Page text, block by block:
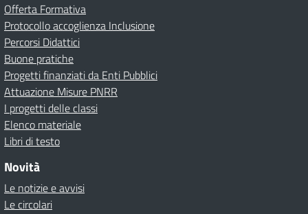
Offerta Formativa
Protocollo accoglienza Inclusione
Percorsi Didattici
Buone pratiche
Progetti finanziati da Enti Pubblici
Attuazione Misure PNRR
I progetti delle classi
Elenco materiale
Libri di testo
Novità
Le notizie e avvisi
Le circolari